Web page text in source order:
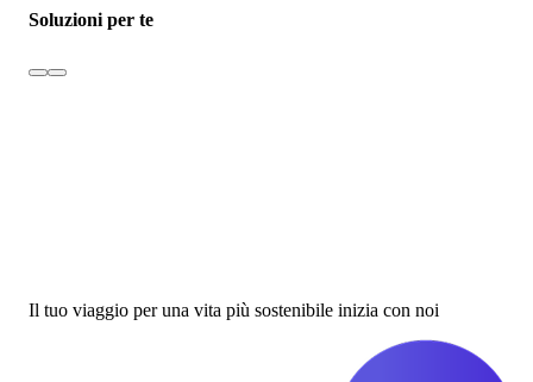
Soluzioni per te
Il tuo viaggio per una vita più sostenibile inizia con noi